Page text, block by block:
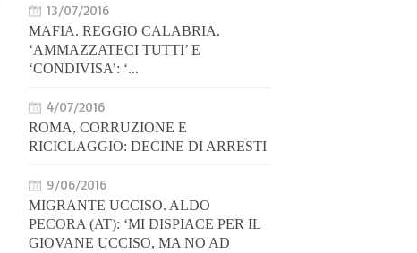
13/07/2016
MAFIA. REGGIO CALABRIA.
‘AMMAZZATECI TUTTI’ E
‘CONDIVISA’: ‘...
4/07/2016
ROMA, CORRUZIONE E
RICICLAGGIO: DECINE DI ARRESTI
9/06/2016
MIGRANTE UCCISO. ALDO
PECORA (AT): ‘MI DISPIACE PER IL
GIOVANE UCCISO, MA NO AD